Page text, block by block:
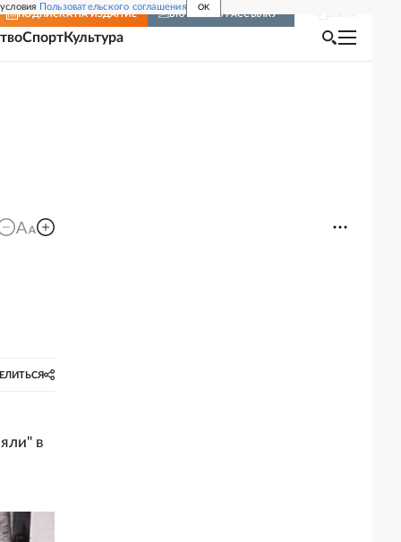
Пользовательского соглашения OK
ПОДПИСКА НА ИЗДАНИЕ ВКЛЮЧИТЬ РАССЫЛКУ
СпортКультура
в